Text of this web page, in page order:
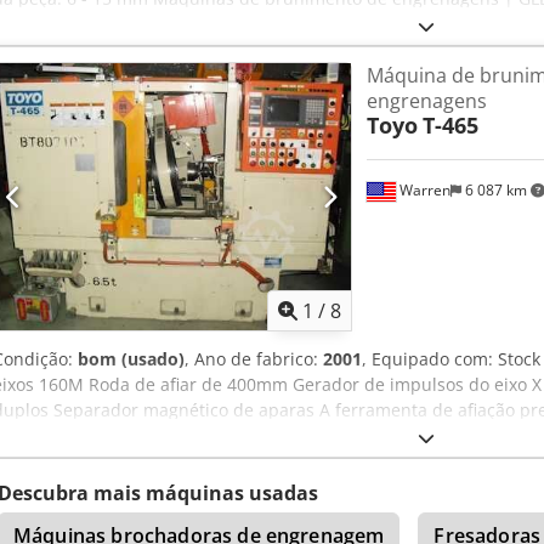
está em estado de conservação excelente. Por favor, observe que
base em máquinas similares. Chodpfx Aijx Szm Asloa
1 /8
Warren 6 087 km
Máquina de
engrenagens
ToyoT-465
bom (usado), Ano de fabrico: 2001, Equipado com:
160M Roda de afiar de 400mm Gerador de impulsos do eixo
Separador magnético de aparas A ferramenta de afiação
está na máquina O diâmetro interno da ferramenta de afiar na
Revestimento automático Programa de 5 peças Livro de
de instruções para configuração e operação Especificações:
mínimo: 30 Comprimento total máximo: 400mm Largura
Dispositivo de alimentação cruzada (eixo Z): 430mm Max.
Descubra mais máquinas usadas
Máquinas brochadoras de engrenagem